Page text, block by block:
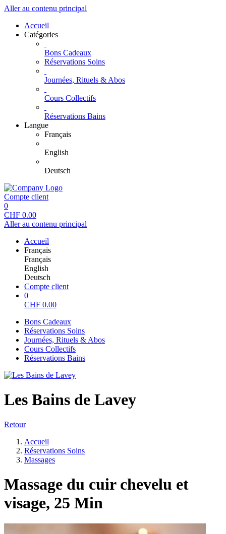
Aller au contenu principal
Accueil
Catégories
Bons Cadeaux
Réservations Soins
Journées, Rituels & Abos
Cours Collectifs
Réservations Bains
Langue
Français
English
Deutsch
Compte client
0
CHF 0.00
Aller au contenu principal
Accueil
Français
Français
English
Deutsch
Compte client
0
CHF 0.00
Bons Cadeaux
Réservations Soins
Journées, Rituels & Abos
Cours Collectifs
Réservations Bains
Les Bains de Lavey
Retour
Accueil
Réservations Soins
Massages
Massage du cuir chevelu et
visage, 25 Min